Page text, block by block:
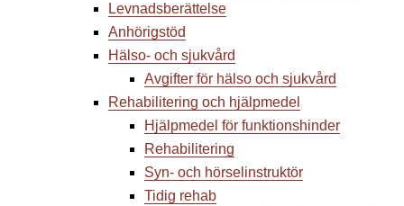
Levnadsberättelse
Anhörigstöd
Hälso- och sjukvård
Avgifter för hälso och sjukvård
Rehabilitering och hjälpmedel
Hjälpmedel för funktionshinder
Rehabilitering
Syn- och hörselinstruktör
Tidig rehab